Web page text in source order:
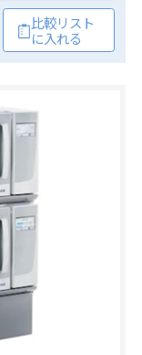
比較リスト
に入れる